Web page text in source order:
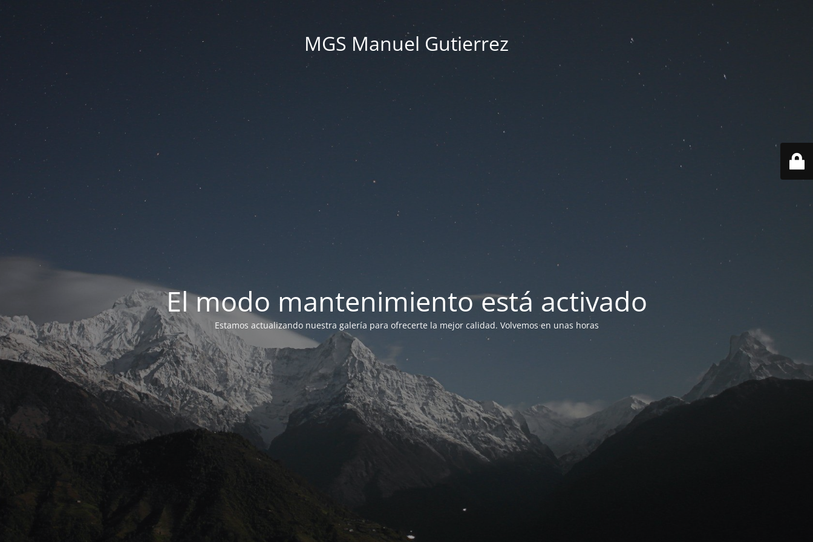
MGS Manuel Gutierrez
El modo mantenimiento está activado
Estamos actualizando nuestra galería para ofrecerte la mejor calidad. Volvemos en unas horas